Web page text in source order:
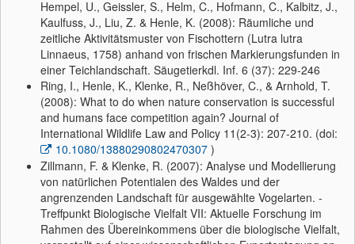
Hempel, U., Geissler, S., Helm, C., Hofmann, C., Kalbitz, J.,
Kaulfuss, J., Liu, Z. & Henle, K. (2008): Räumliche und
zeitliche Aktivitätsmuster von Fischottern (Lutra lutra
Linnaeus, 1758) anhand von frischen Markierungsfunden in
einer Teichlandschaft. Säugetierkdl. Inf. 6 (37): 229-246
Ring, I., Henle, K., Klenke, R., Neßhöver, C., & Arnhold, T.
(2008): What to do when nature conservation is successful
and humans face competition again? Journal of
International Wildlife Law and Policy 11(2-3): 207-210. (doi:
10.1080/13880290802470307 )
Zillmann, F. & Klenke, R. (2007): Analyse und Modellierung
von natürlichen Potentialen des Waldes und der
angrenzenden Landschaft für ausgewählte Vogelarten. -
Treffpunkt Biologische Vielfalt VII: Aktuelle Forschung im
Rahmen des Übereinkommens über die biologische Vielfalt,